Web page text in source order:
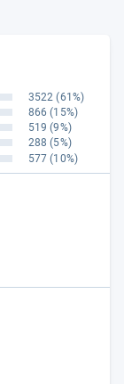
3522 (61%)
866 (15%)
519 (9%)
288 (5%)
577 (10%)